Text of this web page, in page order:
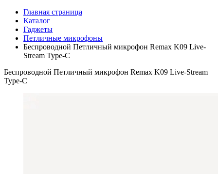
Главная страница
Каталог
Гаджеты
Петличные микрофоны
Беспроводной Петличный микрофон Remax K09 Live-
Stream Type-C
Беспроводной Петличный микрофон Remax K09 Live-Stream
Type-C